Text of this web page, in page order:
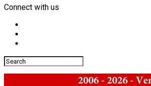
Connect with us